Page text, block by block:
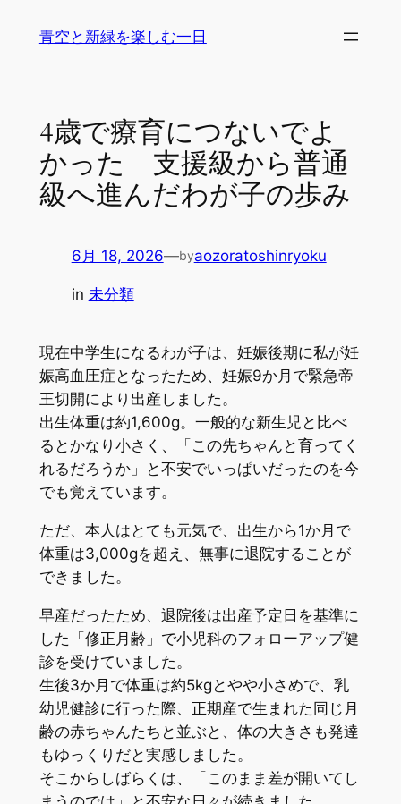
青空と新緑を楽しむ一日
4歳で療育につないでよ
かった 支援級から普通
級へ進んだわが子の歩み
6月 18, 2026—byaozoratoshinryoku
in 未分類
現在中学生になるわが子は、妊娠後期に私が妊
娠高血圧症となったため、妊娠9か月で緊急帝
王切開により出産しました。
出生体重は約1,600g。一般的な新生児と比べ
るとかなり小さく、「この先ちゃんと育ってく
れるだろうか」と不安でいっぱいだったのを今
でも覚えています。
ただ、本人はとても元気で、出生から1か月で
体重は3,000gを超え、無事に退院することが
できました。
早産だったため、退院後は出産予定日を基準に
した「修正月齢」で小児科のフォローアップ健
診を受けていました。
生後3か月で体重は約5kgとやや小さめで、乳
幼児健診に行った際、正期産で生まれた同じ月
齢の赤ちゃんたちと並ぶと、体の大きさも発達
もゆっくりだと実感しました。
そこからしばらくは、「このまま差が開いてし